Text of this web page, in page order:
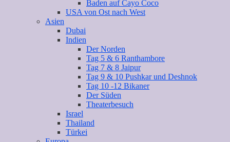
Baden auf Cayo Coco
USA von Ost nach West
Asien
Dubai
Indien
Der Norden
Tag 5 & 6 Ranthambore
Tag 7 & 8 Jaipur
Tag 9 & 10 Pushkar und Deshnok
Tag 10 -12 Bikaner
Der Süden
Theaterbesuch
Israel
Thailand
Türkei